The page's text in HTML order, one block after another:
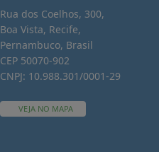
Rua dos Coelhos, 300,
Boa Vista, Recife,
Pernambuco, Brasil
CEP 50070-902
CNPJ: 10.988.301/0001-29
VEJA NO MAPA